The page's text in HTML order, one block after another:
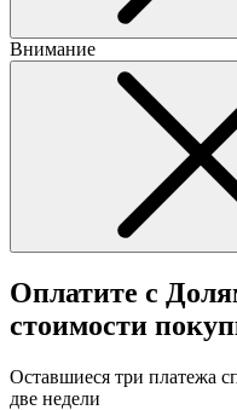
Внимание
Оплатите с
стоимости
Оставшиеся три платежа
две недели